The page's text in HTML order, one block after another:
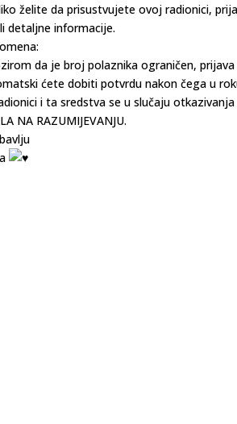
želite da prisustvujete ovoj radionici,
detaljne informacije.
da je broj polaznika ograničen,
ćete dobiti potvrdu nakon čega u
i ta sredstva se u slučaju
NA RAZUMIJEVANJU.